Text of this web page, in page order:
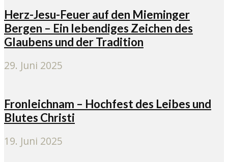
Herz-Jesu-Feuer auf den Mieminger
Bergen – Ein lebendiges Zeichen des
Glaubens und der Tradition
29. Juni 2025
Fronleichnam – Hochfest des Leibes und
Blutes Christi
19. Juni 2025